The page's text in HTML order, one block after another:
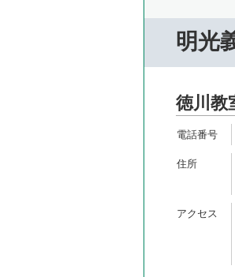
明光
徳川教